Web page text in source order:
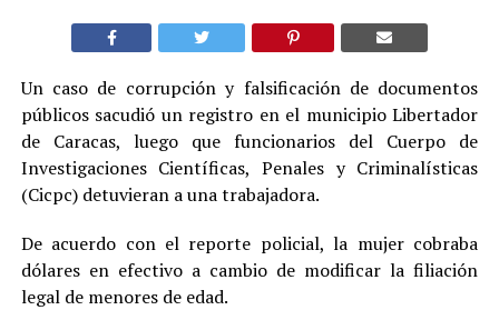
Un caso de corrupción y falsificación de documentos
públicos sacudió un registro en el municipio Libertador
de Caracas, luego que funcionarios del Cuerpo de
Investigaciones Científicas, Penales y Criminalísticas
(Cicpc) detuvieran a una trabajadora.
De acuerdo con el reporte policial, la mujer cobraba
dólares en efectivo a cambio de modificar la filiación
legal de menores de edad.